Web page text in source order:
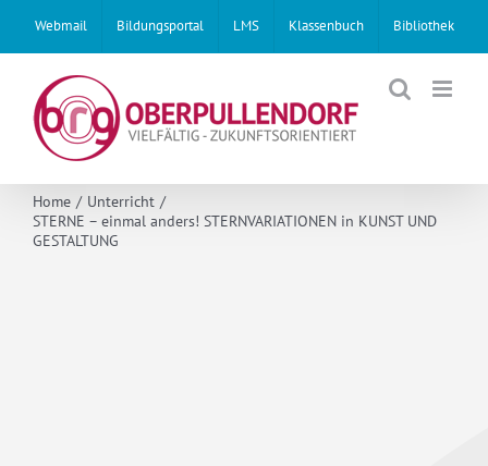
content
Webmail Bildungsportal LMS Klassenbuch Bibliothek
Home
Unterricht
STERNE – einmal anders! STERNVARIATIONEN in KUNST UND
GESTALTUNG